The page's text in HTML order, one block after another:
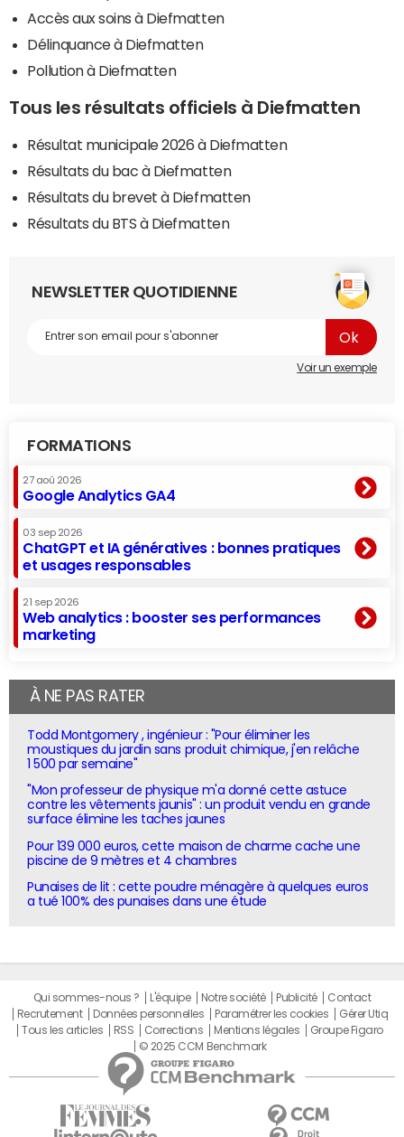
Accès aux soins à Diefmatten
Délinquance à Diefmatten
Pollution à Diefmatten
Tous les résultats officiels à Diefmatten
Résultat municipale 2026 à Diefmatten
Résultats du bac à Diefmatten
Résultats du brevet à Diefmatten
Résultats du BTS à Diefmatten
NEWSLETTER QUOTIDIENNE
Voir un exemple
FORMATIONS
27 aoû 2026
Google Analytics GA4
03 sep 2026
ChatGPT et IA génératives : bonnes pratiques
et usages responsables
21 sep 2026
Web analytics : booster ses performances
marketing
À NE PAS RATER
Todd Montgomery , ingénieur : "Pour éliminer les
moustiques du jardin sans produit chimique, j'en relâche
1 500 par semaine"
"Mon professeur de physique m'a donné cette astuce
contre les vêtements jaunis" : un produit vendu en grande
surface élimine les taches jaunes
Pour 139 000 euros, cette maison de charme cache une
piscine de 9 mètres et 4 chambres
Punaises de lit : cette poudre ménagère à quelques euros
a tué 100% des punaises dans une étude
Qui sommes-nous ? L'équipe Notre société Publicité
Contact
Recrutement
Données personnelles Paramétrer les cookies
Gérer Utiq
Tous les articles
RSS Corrections Mentions légales
Groupe Figaro
© 2025 CCM Benchmark